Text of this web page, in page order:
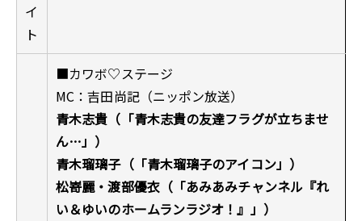
イ
ト
■カワボ♡ステージ
MC：吉田尚記（ニッポン放送）
青木志貴（「青木志貴の友達フラグが立ちませ
ん…」）
青木瑠璃子（「青木瑠璃子のアイコン」）
松嵜麗・渡部優衣（「あみあみチャンネル『れ
い＆ゆいのホームランラジオ！』」）